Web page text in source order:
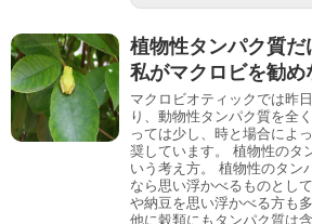
植物性タンパク質だ
私がマクロビを勧
マクロビオティックでは昨
り、動物性タンパク質を全
っては少し、時と場合によ
奨しています。 植物性のタ
いう考え方。 植物性のタン
なら思い浮かべるものとし
や納豆を思い浮かべる方も
他に穀類にもタンパク質は